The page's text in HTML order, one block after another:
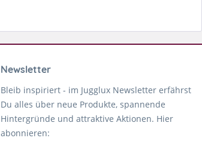
Newsletter
Bleib inspiriert - im Jugglux Newsletter erfährst
Du alles über neue Produkte, spannende
Hintergründe und attraktive Aktionen. Hier
abonnieren: